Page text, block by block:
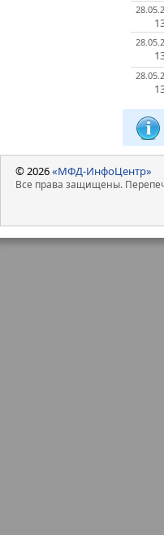
© 2026«МФД-ИнфоЦентр»
Все права защищены.